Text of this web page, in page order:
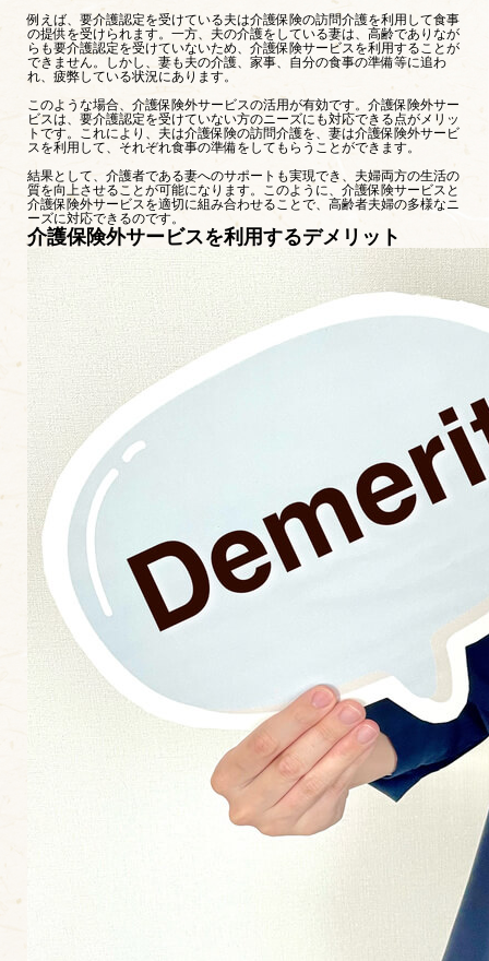
例えば、要介護認定を受けている夫は介護保険の訪問介護を利用して食事
の提供を受けられます。一方、夫の介護をしている妻は、高齢でありなが
らも要介護認定を受けていないため、介護保険サービスを利用することが
できません。しかし、妻も夫の介護、家事、自分の食事の準備等に追わ
れ、疲弊している状況にあります。
このような場合、介護保険外サービスの活用が有効です。介護保険外サー
ビスは、要介護認定を受けていない方のニーズにも対応できる点がメリッ
トです。これにより、夫は介護保険の訪問介護を、妻は介護保険外サービ
スを利用して、それぞれ食事の準備をしてもらうことができます。
結果として、介護者である妻へのサポートも実現でき、夫婦両方の生活の
質を向上させることが可能になります。このように、介護保険サービスと
介護保険外サービスを適切に組み合わせることで、高齢者夫婦の多様なニ
ーズに対応できるのです。
介護保険外サービスを利用するデメリット